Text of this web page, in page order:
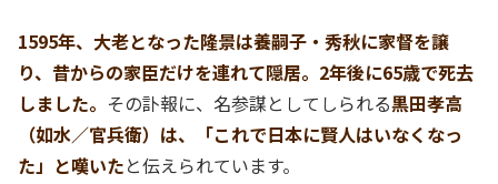
1595年、大老となった隆景は養嗣子・秀秋に家督を譲
り、昔からの家臣だけを連れて隠居。2年後に65歳で死去
しました。 その訃報に、名参謀としてしられる黒田孝高
（如水／官兵衛）は、「これで日本に賢人はいなくなっ
た」と嘆いたと伝えられています。